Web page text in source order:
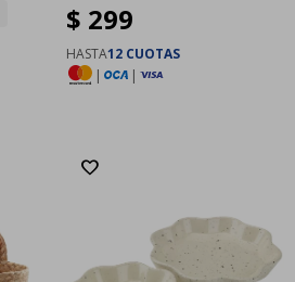
$ 299
HASTA12 CUOTAS
|
|